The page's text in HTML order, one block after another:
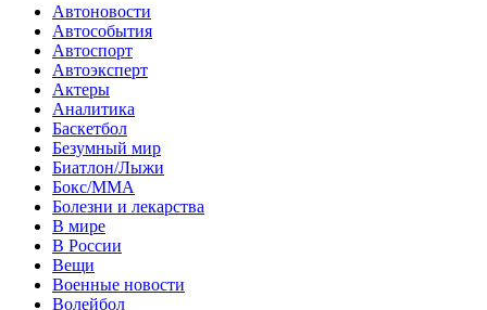
Автоновости
Автособытия
Автоспорт
Автоэксперт
Актеры
Аналитика
Баскетбол
Безумный мир
Биатлон/Лыжи
Бокс/MMA
Болезни и лекарства
В мире
В России
Вещи
Военные новости
Волейбол